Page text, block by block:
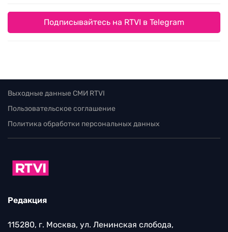
Подписывайтесь на RTVI в Telegram
Выходные данные СМИ RTVI
Пользовательское соглашение
Политика обработки персональных данных
Редакция
115280, г. Москва, ул. Ленинская слобода,